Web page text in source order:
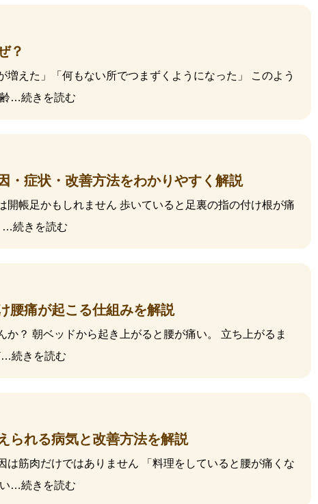
？
増えた」「何もない所でつまずくようになった」 このよう
…続きを読む
・症状・改善方法をわかりやすく解説
帳足かもしれません 歩いていると足裏の指の付け根が痛
…続きを読む
腰痛が起こる仕組みを解説
？ 朝ベッドから起き上がると腰が痛い。 立ち上がるま
…続きを読む
られる病気と改善方法を解説
は筋肉だけではありません 「料理をしていると腰が痛くな
…続きを読む